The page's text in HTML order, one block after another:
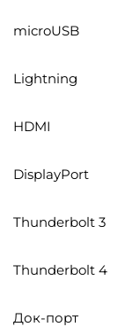
microUSB
Lightning
HDMI
DisplayPort
Thunderbolt 3
Thunderbolt 4
Док-порт